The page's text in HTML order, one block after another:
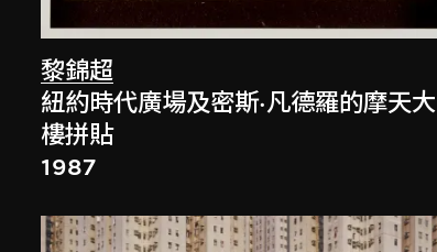
黎錦超
紐約時代廣場及密斯·凡德羅的摩天大
樓拼貼
1987